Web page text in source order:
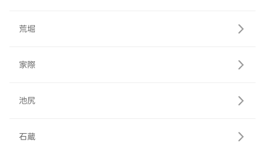
荒堀
家際
池尻
石蔵